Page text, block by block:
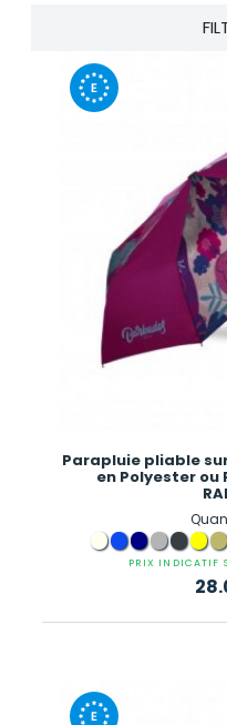
Parapluie pliable
en Polyester ou
PRIX INDICATIF